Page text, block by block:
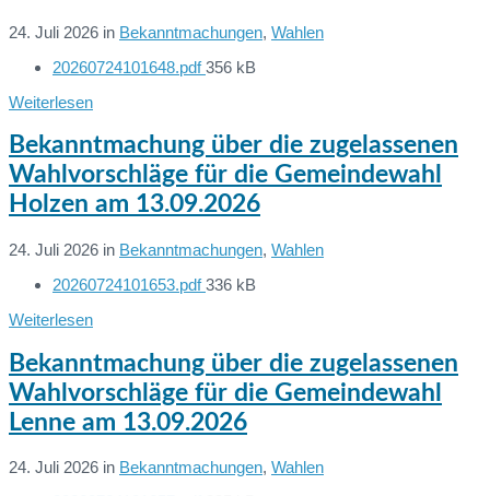
24. Juli 2026 in Bekanntmachungen, Wahlen
Dateien:20260724101648.pdfFile
356 kB
Weiterlesen
Bekanntmachung über die zugelassenen
Wahlvorschläge für die Gemeindewahl
Holzen am 13.09.2026
24. Juli 2026 in Bekanntmachungen, Wahlen
Dateien:20260724101653.pdfFile
336 kB
Weiterlesen
Bekanntmachung über die zugelassenen
Wahlvorschläge für die Gemeindewahl
Lenne am 13.09.2026
24. Juli 2026 in Bekanntmachungen, Wahlen